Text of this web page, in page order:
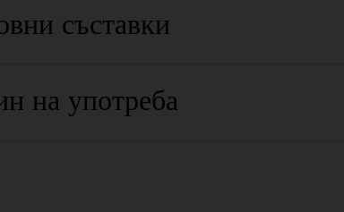
съставки
на употреба